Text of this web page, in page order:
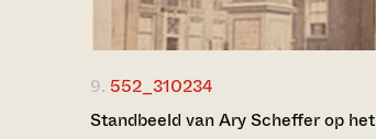
9. 552_310234
Standbeeld van Ary Scheffer op het